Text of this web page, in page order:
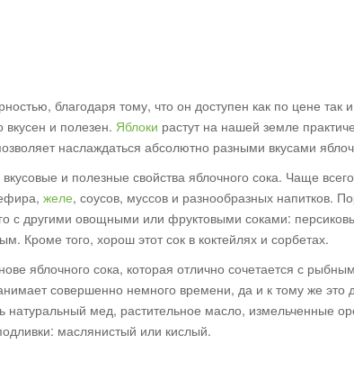
благодаря тому, что он доступен как по цене так
вкусен и полезен. Яблоки растут на нашей земле
наслаждаться абсолютно разными вкусами
и полезные свойства яблочного сока. Чаще
желе, соусов, муссов и разнообразных напитков.
с другими овощными или фруктовыми соками:
Кроме того, хорош этот сок в коктейлях и сорбетах.
яблочного сока, которая отлично сочетается с
совершенно немного времени, да и к тому же это
натуральный мед, растительное масло, измельченные
маслянистый или кислый.